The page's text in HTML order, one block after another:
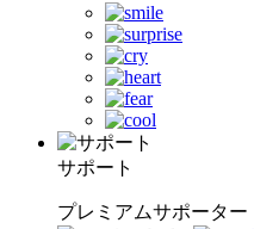
サポート
プレミアムサポーター